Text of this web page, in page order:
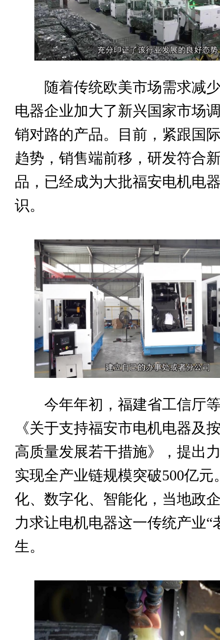
随着传统欧美市场需求减少
电器企业加大了新兴国家市场
销对路的产品。目前，紧跟国
趋势，销售端前移，研发符合
品，已经成为大批福安电机电
识。
今年年初，福建省工信厅等
《关于支持福安市电机电器及
高质量发展若干措施》，提出
实现全产业链规模突破500亿元
化、数字化、智能化，当地政
力求让电机电器这一传统产业“
生。